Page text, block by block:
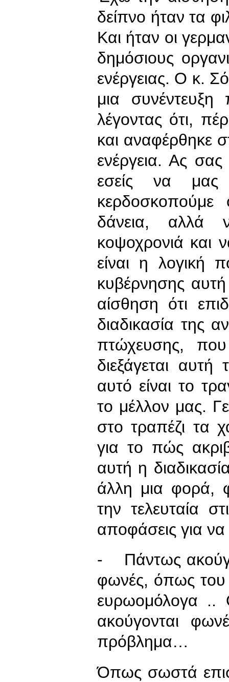
δείπνο ήταν τα
Και ήταν οι
δημόσιους
ενέργειας. Ο κ.
μια
λέγοντας ότι,
και αναφέρθηκε
ενέργεια. Ας σας
εσείς να μας
δάνεια, αλλά
κοψοχρονιά και
είναι η λογική
κυβέρνησης
αίσθηση ότι
διαδικασία της
πτώχευσης,
διεξάγεται
αυτό είναι το
το μέλλον μας.
στο τραπέζι τα
για το πώς
αυτή η
άλλη μια φορά,
την τελευταία
αποφάσεις για
- Πάντως
φωνές, όπως του
ευρωομόλογα ..
ακούγονται
πρόβλημα…
Όπως σωστά